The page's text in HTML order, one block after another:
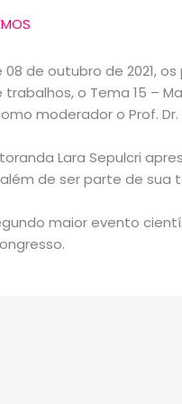
de outubro de 2021, os
o Tema 15 –
moderador o Prof.
Lara Sepulcri
de ser parte de sua
maior evento